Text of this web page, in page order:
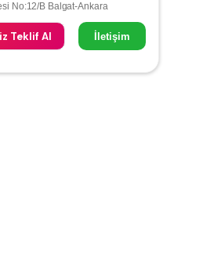
No:12/B Balgat-Ankara
Teklif Al İletişim